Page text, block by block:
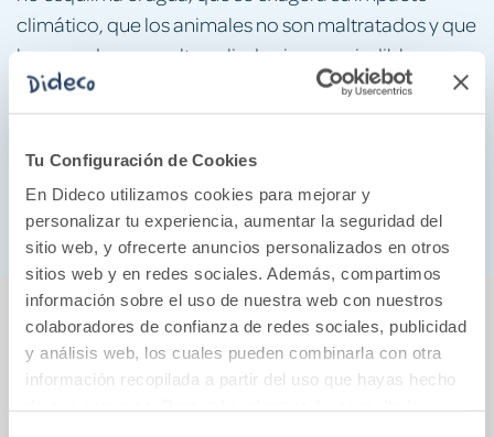
Tu Configuración de Cookies
En Dideco utilizamos cookies para mejorar y
personalizar tu experiencia, aumentar la seguridad del
sitio web, y ofrecerte anuncios personalizados en otros
sitios web y en redes sociales. Además, compartimos
información sobre el uso de nuestra web con nuestros
colaboradores de confianza de redes sociales, publicidad
y análisis web, los cuales pueden combinarla con otra
información recopilada a partir del uso que hayas hecho
climático, que los animales no son maltratados y que
los ganaderos resultan aliados imprescindibles
contra los incendios forestales y para mantener la
biodiversidad: Ganaderos y pescadores,
despreciados y perseguidos, no son el problema.
Son la solución. Este libro es su defensa y nuestro
manual de supervivencia.
También podría gustarte...